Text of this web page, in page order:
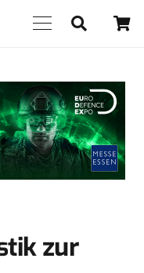
zur